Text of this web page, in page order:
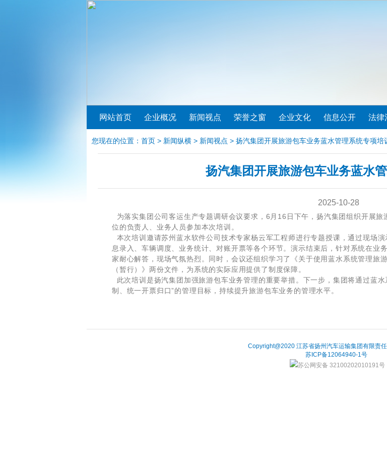
网站首页 企业概况 新闻视点 荣誉之窗 企业文化 信息公开 法律
您现在的位置： 首页 > 新闻纵横 > 新闻视点 > 扬汽集团开展旅游包车业务蓝水管理系统专项培
扬汽集团开展旅游包车业务蓝水
2025-10-28
为落实集团公司客运生产专题调研会议要求，6月16日下午，扬汽集团组织开展
位的负责人、业务人员参加本次培训。
本次培训邀请苏州蓝水软件公司技术专家杨云军工程师进行专题授课，通过现场
息录入、车辆调度、业务统计、对账开票等各个环节。演示结束后，针对系统在业
家耐心解答，现场气氛热烈。同时，会议还组织学习了《关于使用蓝水系统管理旅
（暂行）》两份文件，为系统的实际应用提供了制度保障。
此次培训是扬汽集团加强旅游包车业务管理的重要举措。下一步，集团将通过蓝
制、统一开票归口”的管理目标，持续提升旅游包车业务的管理水平。
Copyright@2020 江苏省扬州汽车运输集团有限责
苏ICP备12064940-1号
苏公网安备 32100202010191号